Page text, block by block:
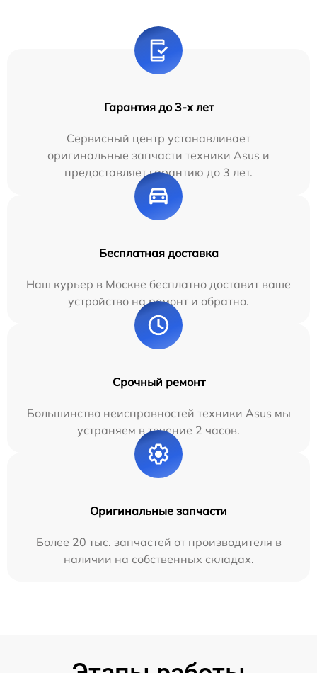
Гарантия до 3-х лет
Сервисный центр устанавливает
оригинальные запчасти техники Asus и
предоставляет гарантию до 3 лет.
Бесплатная доставка
Наш курьер в Москве бесплатно доставит ваше
устройство на ремонт и обратно.
Срочный ремонт
Большинство неисправностей техники Asus мы
устраняем в течение 2 часов.
Оригинальные запчасти
Более 20 тыс. запчастей от производителя в
наличии на собственных складах.